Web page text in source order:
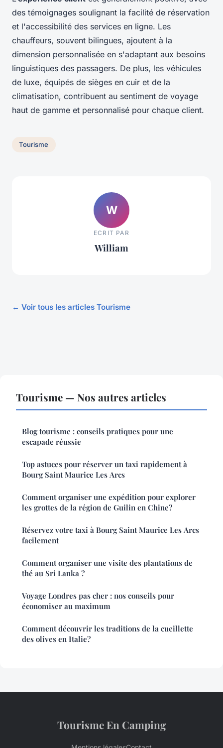
des témoignages soulignant la facilité de réservation
et l'accessibilité des services en ligne. Les
chauffeurs, souvent bilingues, ajoutent à la
dimension personnalisée en s'adaptant aux besoins
linguistiques des passagers. De plus, les véhicules
de luxe, équipés de sièges en cuir et de la
climatisation, contribuent au sentiment de voyage
haut de gamme et personnalisé pour chaque client.
Tourisme
W
ECRIT PAR
William
← Voir tous les articles Tourisme
Tourisme — Nos autres articles
Blog tourisme : conseils pratiques pour une
escapade réussie
Top astuces pour réserver un taxi rapidement à
Bourg Saint Maurice Les Arcs
Comment organiser une expédition pour explorer
les grottes de la région de Guilin en Chine?
Réservez votre taxi à Bourg Saint Maurice Les Arcs
facilement
Comment organiser une visite des plantations de
thé au Sri Lanka ?
Voyage Londres pas cher : nos conseils pour
économiser au maximum
Comment découvrir les traditions de la cueillette
des olives en Italie?
Tourisme En Camping